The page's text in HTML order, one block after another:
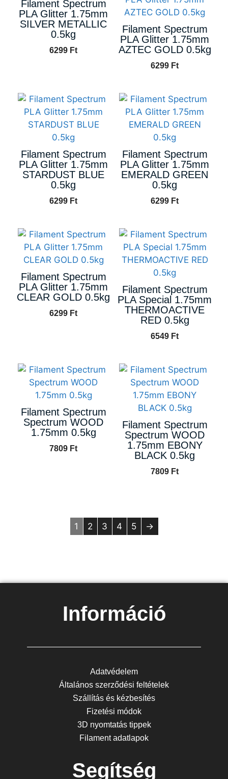
Filament Spectrum
PLA Glitter 1.75mm
SILVER METALLIC
0.5kg
6299 Ft
Filament Spectrum
PLA Glitter 1.75mm
AZTEC GOLD 0.5kg
6299 Ft
Filament Spectrum
PLA Glitter 1.75mm
STARDUST BLUE
0.5kg
6299 Ft
Filament Spectrum
PLA Glitter 1.75mm
EMERALD GREEN
0.5kg
6299 Ft
Filament Spectrum
PLA Glitter 1.75mm
CLEAR GOLD 0.5kg
6299 Ft
Filament Spectrum
PLA Special 1.75mm
THERMOACTIVE
RED 0.5kg
6549 Ft
Filament Spectrum
Spectrum WOOD
1.75mm 0.5kg
7809 Ft
Filament Spectrum
Spectrum WOOD
1.75mm EBONY
BLACK 0.5kg
7809 Ft
1 2 3 4 5 →
Információ
Adatvédelem
Általános szerződési feltételek
Szállítás és kézbesítés
Fizetési módok
3D nyomtatás tippek
Filament adatlapok
Segítség